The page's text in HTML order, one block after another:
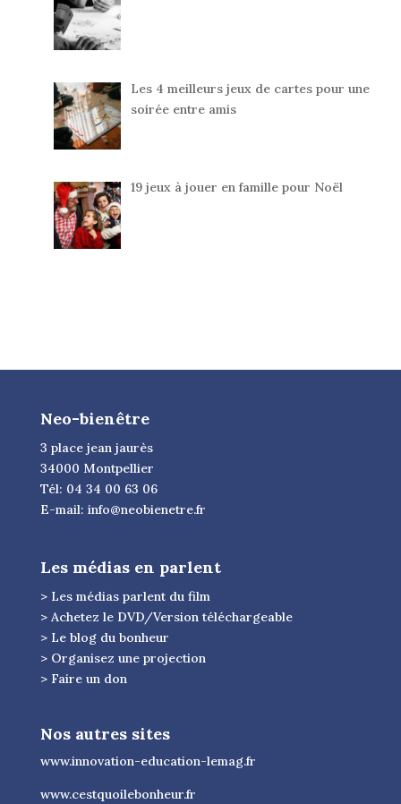
Les 4 meilleurs jeux de cartes pour une
soirée entre amis
19 jeux à jouer en famille pour Noël
Neo-bienêtre
3 place jean jaurès
34000 Montpellier
Tél: 04 34 00 63 06
E-mail: info@neobienetre.fr
Les médias en parlent
> Les médias parlent du film
> Achetez le DVD/Version téléchargeable
> Le blog du bonheur
> Organisez une projection
> Faire un don
Nos autres sites
www.innovation-education-lemag.fr
www.cestquoilebonheur.fr